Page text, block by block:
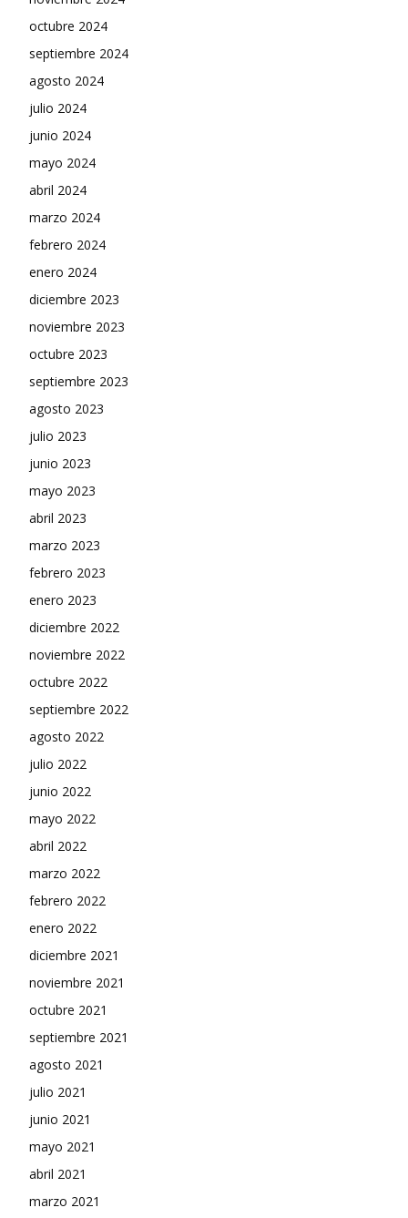
octubre 2024
septiembre 2024
agosto 2024
julio 2024
junio 2024
mayo 2024
abril 2024
marzo 2024
febrero 2024
enero 2024
diciembre 2023
noviembre 2023
octubre 2023
septiembre 2023
agosto 2023
julio 2023
junio 2023
mayo 2023
abril 2023
marzo 2023
febrero 2023
enero 2023
diciembre 2022
noviembre 2022
octubre 2022
septiembre 2022
agosto 2022
julio 2022
junio 2022
mayo 2022
abril 2022
marzo 2022
febrero 2022
enero 2022
diciembre 2021
noviembre 2021
octubre 2021
septiembre 2021
agosto 2021
julio 2021
junio 2021
mayo 2021
abril 2021
marzo 2021